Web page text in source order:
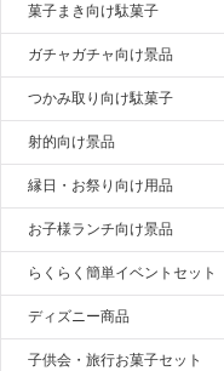
菓子まき向け駄菓子
ガチャガチャ向け景品
つかみ取り向け駄菓子
射的向け景品
縁日・お祭り向け用品
お子様ランチ向け景品
らくらく簡単イベントセット
ディズニー商品
子供会・旅行お菓子セット